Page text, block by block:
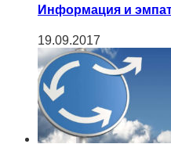
Информация и
19.09.2017